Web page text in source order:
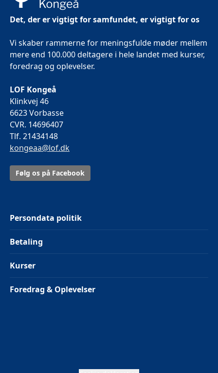
Det, der er vigtigt for samfundet, er vigtigt for os
Vi skaber rammerne for meningsfulde møder mellem
mere end 100.000 deltagere i hele landet med kurser,
foredrag og oplevelser.
LOF Kongeå
Klinkvej 46
6623 Vorbasse
CVR. 14696407
Tlf. 21434148
kongeaa@lof.dk
Følg os på Facebook
Persondata politik
Betaling
Kurser
Foredrag & Oplevelser